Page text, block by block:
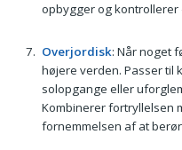
opbygger og kontrollerer
Overjordisk: Når noget
højere verden. Passer til
solopgange eller
Kombinerer
fornemmelsen af at